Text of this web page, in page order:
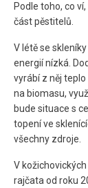
Podle toho, co
část pěstitelů.
V létě se
energií nízká.
vyrábí z něj
na biomasu,
bude situace s
topení ve
všechny zdroje.
V
rajčata od roku